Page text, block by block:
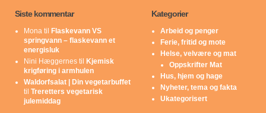
Siste kommentar
Mona til Flaskevann VS
springvann – flaskevann et
energisluk
Nini Hæggernes til Kjemisk
krigføring i armhulen
Waldorfsalat | Din vegetarbuffet
til Treretters vegetarisk
julemiddag
Kategorier
Arbeid og penger
Ferie, fritid og mote
Helse, velvære og mat
Oppskrifter Mat
Hus, hjem og hage
Nyheter, tema og fakta
Ukategorisert